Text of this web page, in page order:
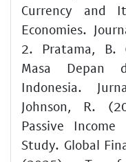
Currency and
Economies.
2. Pratama, B.
Masa Depan
Indonesia.
Johnson, R.
Passive Income
Study. Global